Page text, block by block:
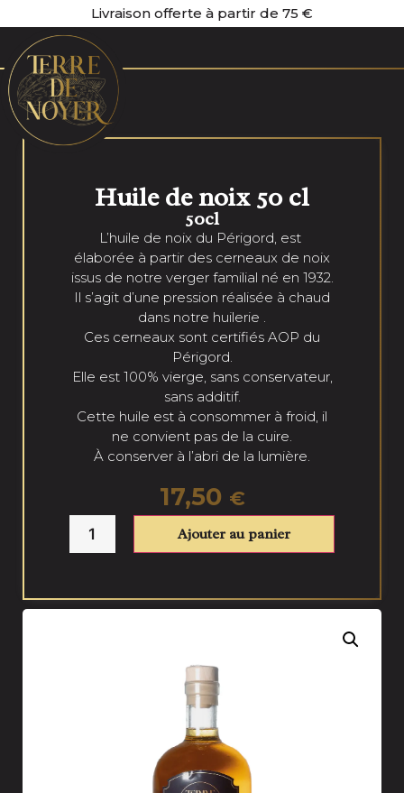
Livraison offerte à partir de 75 €
Huile de noix 50 cl
50cl
L’huile de noix du Périgord, est
élaborée à partir des cerneaux de noix
issus de notre verger familial né en 1932.
Il s’agit d’une pression réalisée à chaud
dans notre huilerie .
Ces cerneaux sont certifiés AOP du
Périgord.
Elle est 100% vierge, sans conservateur,
sans additif.
Cette huile est à consommer à froid, il
ne convient pas de la cuire.
À conserver à l’abri de la lumière.
17,50 €
Ajouter au panier